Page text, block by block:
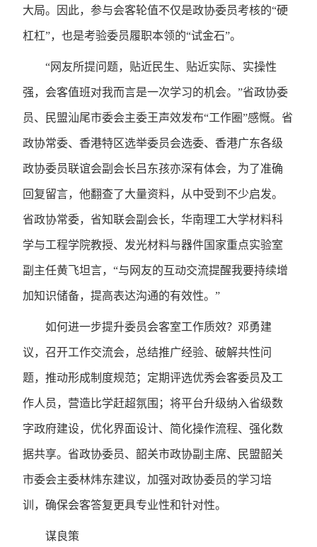
大局。因此，参与会客轮值不仅是政协委员考核的“硬
杠杠”，也是考验委员履职本领的“试金石”。
“网友所提问题，贴近民生、贴近实际、实操性
强，会客值班对我而言是一次学习的机会。”省政协委
员、民盟汕尾市委会主委王声效发布“工作圈”感慨。省
政协常委、香港特区选举委员会选委、香港广东各级
政协委员联谊会副会长吕东孩亦深有体会，为了准确
回复留言，他翻查了大量资料，从中受到不少启发。
省政协常委，省知联会副会长，华南理工大学材料科
学与工程学院教授、发光材料与器件国家重点实验室
副主任黄飞坦言，“与网友的互动交流提醒我要持续增
加知识储备，提高表达沟通的有效性。”
如何进一步提升委员会客室工作质效？邓勇建
议，召开工作交流会，总结推广经验、破解共性问
题，推动形成制度规范；定期评选优秀会客委员及工
作人员，营造比学赶超氛围；将平台升级纳入省级数
字政府建设，优化界面设计、简化操作流程、强化数
据共享。省政协委员、韶关市政协副主席、民盟韶关
市委会主委林炜东建议，加强对政协委员的学习培
训，确保会客答复更具专业性和针对性。
谋良策